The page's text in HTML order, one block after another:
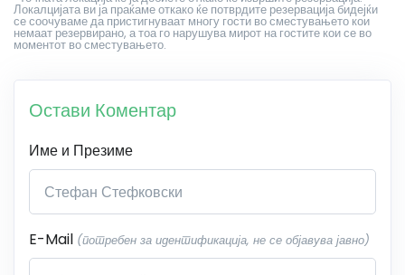
Локалцијата ви ја праќаме откако ќе потврдите резервација бидејќи
се соочуваме да пристигнуваат многу гости во сместувањето кои
немаат резервирано, а тоа го нарушува мирот на гостите кои се во
моментот во сместувањето.
Остави Коментар
Име и Презиме
E-Mail (потребен за идентификација, не се објавува јавно)